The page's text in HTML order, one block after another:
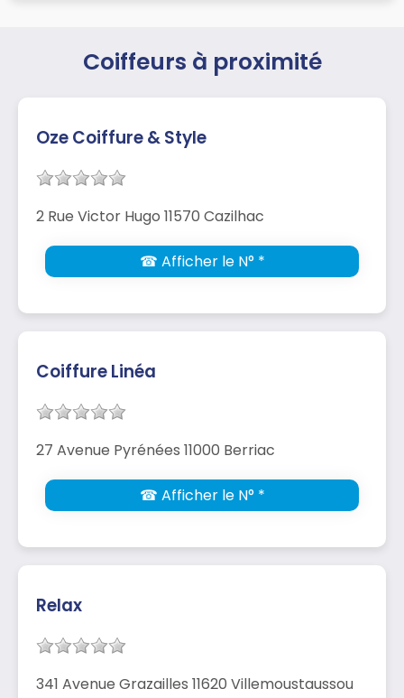
Coiffeurs à proximité
Oze Coiffure & Style
2 Rue Victor Hugo 11570 Cazilhac
☎ Afficher le N° *
Coiffure Linéa
27 Avenue Pyrénées 11000 Berriac
☎ Afficher le N° *
Relax
341 Avenue Grazailles 11620 Villemoustaussou